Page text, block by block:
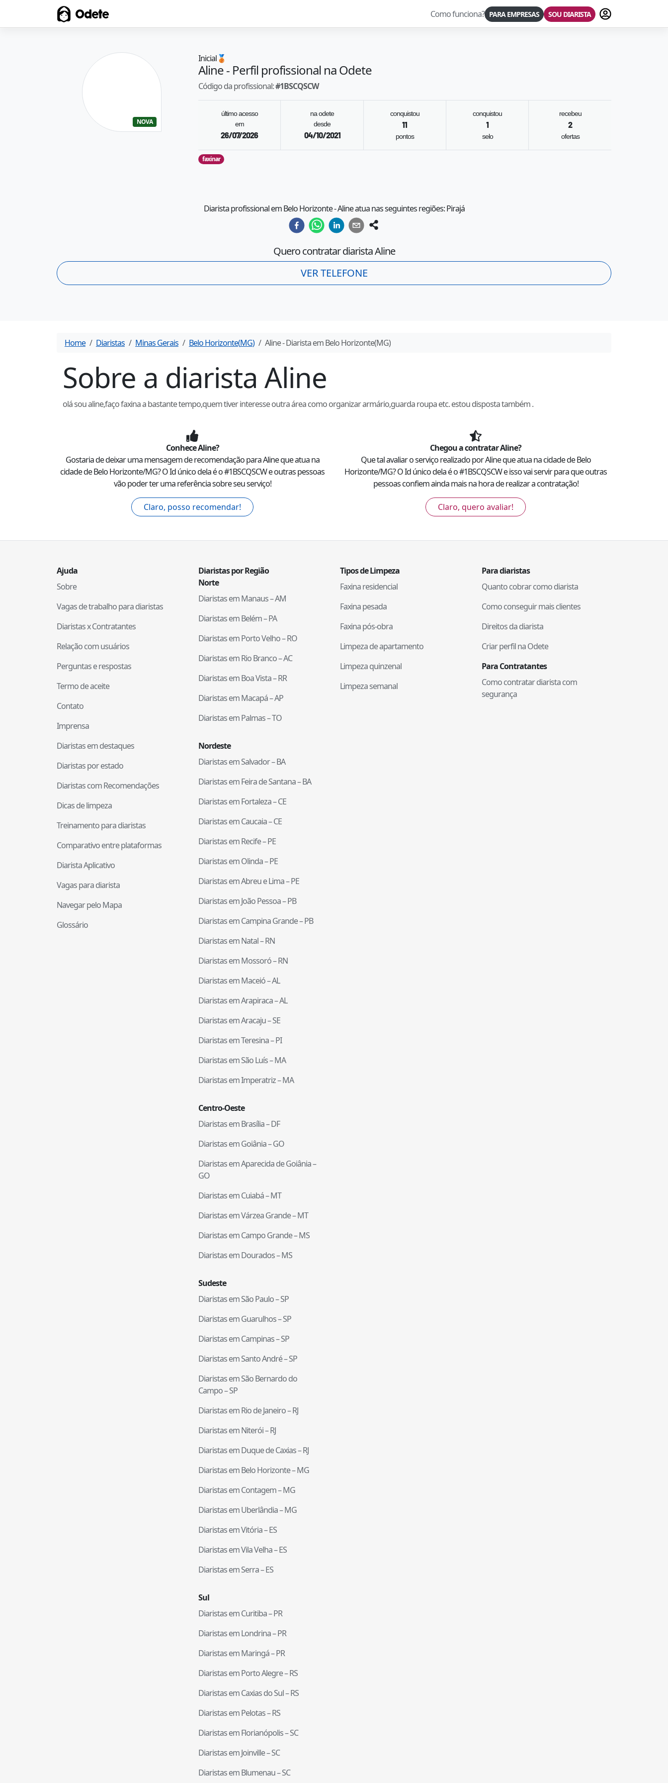
Odete Como funciona? PARA EMPRESAS SOU DIARISTA Fazer login
NOVA
Inicial🥉
Aline- Perfil profissional na Odete
Código da profissional:#1BSCQSCW
último acesso
em
26/07/2026
na odete
desde
04/10/2021
conquistou
11
pontos
conquistou
1
selo
recebeu
2
ofertas
faxinar
Diarista profissional em Belo Horizonte - Aline atua nas seguintes regiões: Pirajá
Quero contratar diaristaAline
VER TELEFONE
Home Diaristas Minas Gerais Belo Horizonte(MG) Aline- Diarista emBelo Horizonte(MG)
Sobre a diarista Aline
olá sou aline,faço faxina a bastante tempo,quem tiver interesse outra área como organizar armário,guarda roupa etc. estou disposta também .
ConheceAline?
Gostaria de deixar uma mensagem de recomendação paraAlineque atua na
cidade deBelo Horizonte/MG? O Id único dela é o #1BSCQSCWe outras pessoas
vão poder ter uma referência sobre seu serviço!
Claro, posso recomendar!
Chegou a contratarAline?
Que tal avaliar o serviço realizado porAlineque atua na cidade deBelo
Horizonte/MG? O Id único dela é o #1BSCQSCWe isso vai servir para que outras
pessoas confiem ainda mais na hora de realizar a contratação!
Claro, quero avaliar!
Ajuda
Sobre
Vagas de trabalho para diaristas
Diaristas x Contratantes
Relação com usuários
Perguntas e respostas
Termo de aceite
Contato
Imprensa
Diaristas em destaques
Diaristas por estado
Diaristas com Recomendações
Dicas de limpeza
Treinamento para diaristas
Comparativo entre plataformas
Diarista Aplicativo
Vagas para diarista
Navegar pelo Mapa
Glossário
Diaristas por Região
Norte
Diaristas emManaus–AM
Diaristas emBelém–PA
Diaristas emPorto Velho–RO
Diaristas emRio Branco–AC
Diaristas emBoa Vista–RR
Diaristas emMacapá–AP
Diaristas emPalmas–TO
Nordeste
Diaristas emSalvador–BA
Diaristas emFeira de Santana–BA
Diaristas emFortaleza–CE
Diaristas emCaucaia–CE
Diaristas emRecife–PE
Diaristas emOlinda–PE
Diaristas emAbreu e Lima–PE
Diaristas emJoão Pessoa–PB
Diaristas emCampina Grande–PB
Diaristas emNatal–RN
Diaristas emMossoró–RN
Diaristas emMaceió–AL
Diaristas emArapiraca–AL
Diaristas emAracaju–SE
Diaristas emTeresina–PI
Diaristas emSão Luís–MA
Diaristas emImperatriz–MA
Centro-Oeste
Diaristas emBrasília–DF
Diaristas emGoiânia–GO
Diaristas emAparecida de Goiânia–
GO
Diaristas emCuiabá–MT
Diaristas emVárzea Grande–MT
Diaristas emCampo Grande–MS
Diaristas emDourados–MS
Sudeste
Diaristas emSão Paulo–SP
Diaristas emGuarulhos–SP
Diaristas emCampinas–SP
Diaristas emSanto André–SP
Diaristas emSão Bernardo do
Campo–SP
Diaristas emRio de Janeiro–RJ
Diaristas emNiterói–RJ
Diaristas emDuque de Caxias–RJ
Diaristas emBelo Horizonte–MG
Diaristas emContagem–MG
Diaristas emUberlândia–MG
Diaristas emVitória–ES
Diaristas emVila Velha–ES
Diaristas emSerra–ES
Sul
Diaristas emCuritiba–PR
Diaristas emLondrina–PR
Diaristas emMaringá–PR
Diaristas emPorto Alegre–RS
Diaristas emCaxias do Sul–RS
Diaristas emPelotas–RS
Diaristas emFlorianópolis–SC
Diaristas emJoinville–SC
Diaristas emBlumenau–SC
Tipos de Limpeza
Faxina residencial
Faxina pesada
Faxina pós-obra
Limpeza de apartamento
Limpeza quinzenal
Limpeza semanal
Para diaristas
Quanto cobrar como diarista
Como conseguir mais clientes
Direitos da diarista
Criar perfil na Odete
Para Contratantes
Como contratar diarista com
segurança